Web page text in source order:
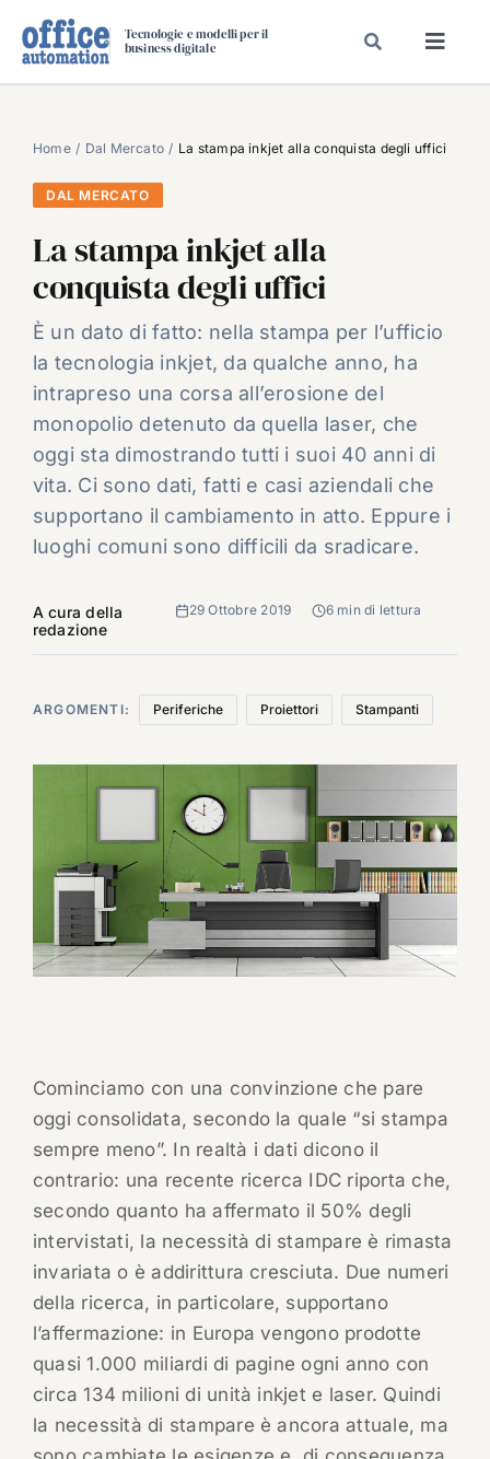
Tecnologie e modelli per il
business digitale
SPECIAL PAPER
TAVOLE ROTONDE DI REDAZIONE
CARRIERE
VIDEO
EVENTI
CHI SIAMO
Home Dal Mercato La stampa inkjet alla conquista degli uffici
DAL MERCATO
La stampa inkjet alla
conquista degli uffici
È un dato di fatto: nella stampa per l’ufficio
la tecnologia inkjet, da qualche anno, ha
intrapreso una corsa all’erosione del
monopolio detenuto da quella laser, che
oggi sta dimostrando tutti i suoi 40 anni di
vita. Ci sono dati, fatti e casi aziendali che
supportano il cambiamento in atto. Eppure i
luoghi comuni sono difficili da sradicare.
A cura della
redazione
29 Ottobre 2019 6 min di lettura
ARGOMENTI: Periferiche Proiettori Stampanti
Cominciamo con una convinzione che pare
oggi consolidata, secondo la quale “si stampa
sempre meno”. In realtà i dati dicono il
contrario: una recente ricerca IDC riporta che,
secondo quanto ha affermato il 50% degli
intervistati, la necessità di stampare è rimasta
invariata o è addirittura cresciuta. Due numeri
della ricerca, in particolare, supportano
l’affermazione: in Europa vengono prodotte
quasi 1.000 miliardi di pagine ogni anno con
circa 134 milioni di unità inkjet e laser. Quindi
la necessità di stampare è ancora attuale, ma